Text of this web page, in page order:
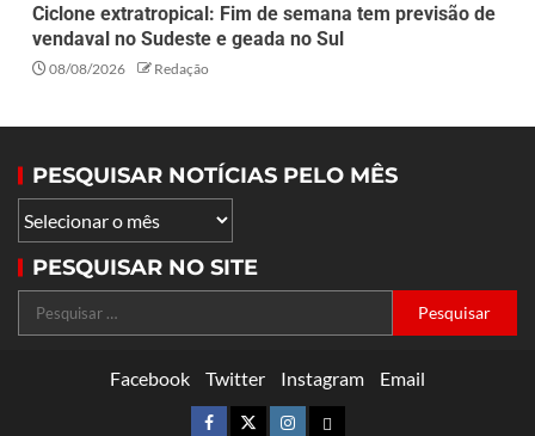
Ciclone extratropical: Fim de semana tem previsão de
vendaval no Sudeste e geada no Sul
08/08/2026 Redação
PESQUISAR NOTÍCIAS PELO MÊS
PESQUISAR NO SITE
Facebook Twitter Instagram Email